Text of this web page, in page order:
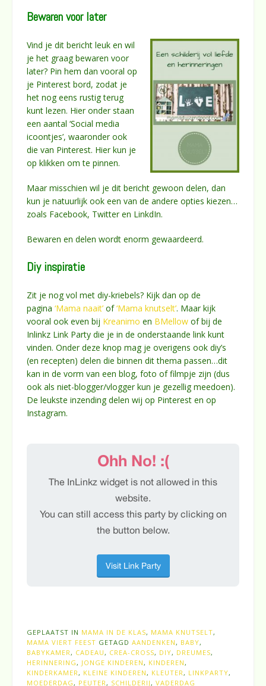
Bewaren voor later
Vind je dit bericht leuk en wil
je het graag bewaren voor
later? Pin hem dan vooral op
je Pinterest bord, zodat je
het nog eens rustig terug
kunt lezen. Hier onder staan
een aantal ‘Social media
icoontjes’, waaronder ook
die van Pinterest. Hier kun je
op klikken om te pinnen.
Maar misschien wil je dit bericht gewoon delen, dan
kun je natuurlijk ook een van de andere opties kiezen…
zoals Facebook, Twitter en LinkdIn.
Bewaren en delen wordt enorm gewaardeerd.
Diy inspiratie
Zit je nog vol met diy-kriebels? Kijk dan op de
pagina ‘Mama naait’ of‘Mama knutselt’. Maar kijk
vooral ook even bij Kreanimo en BMellow of bij de
Inlinkz Link Party die je in de onderstaande link kunt
vinden. Onder deze knop mag je overigens ook diy’s
(en recepten) delen die binnen dit thema passen…dit
kan in de vorm van een blog, foto of filmpje zijn (dus
ook als niet-blogger/vlogger kun je gezellig meedoen).
De leukste inzending delen wij op Pinterest en op
Instagram.
GEPLAATST IN MAMA IN DE KLAS, MAMA KNUTSELT,
MAMA VIERT FEEST GETAGD AANDENKEN, BABY,
BABYKAMER, CADEAU, CREA-CROSS, DIY, DREUMES,
HERINNERING, JONGE KINDEREN, KINDEREN,
KINDERKAMER, KLEINE KINDEREN, KLEUTER, LINKPARTY,
MOEDERDAG, PEUTER, SCHILDERIJ, VADERDAG